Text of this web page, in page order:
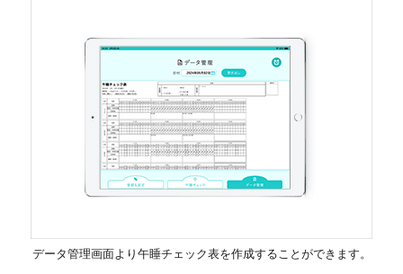
データ管理画面より午睡チェック表を作成することができます。